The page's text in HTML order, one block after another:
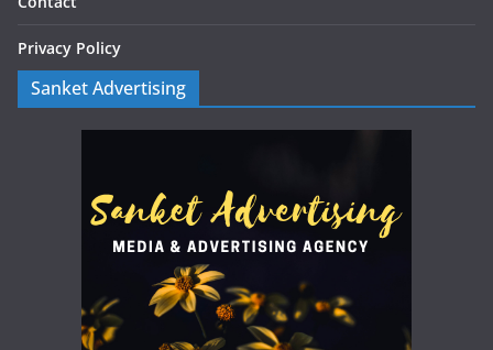
Privacy Policy
Sanket Advertising